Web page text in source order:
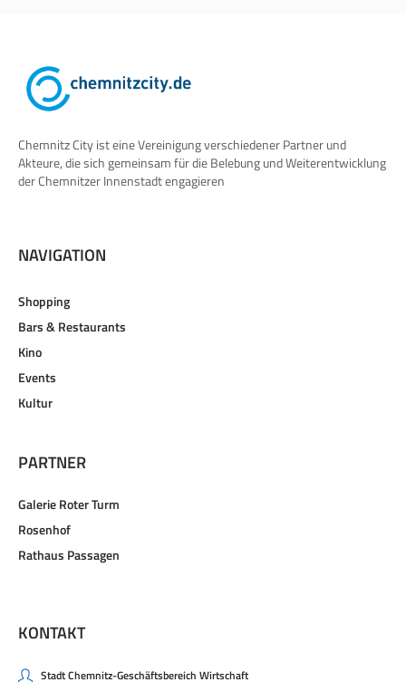
Chemnitz City ist eine Vereinigung verschiedener Partner und
Akteure, die sich gemeinsam für die Belebung und Weiterentwicklung
der Chemnitzer Innenstadt engagieren
NAVIGATION
Shopping
Bars & Restaurants
Kino
Events
Kultur
PARTNER
Galerie Roter Turm
Rosenhof
Rathaus Passagen
KONTAKT
Stadt Chemnitz-Geschäftsbereich Wirtschaft